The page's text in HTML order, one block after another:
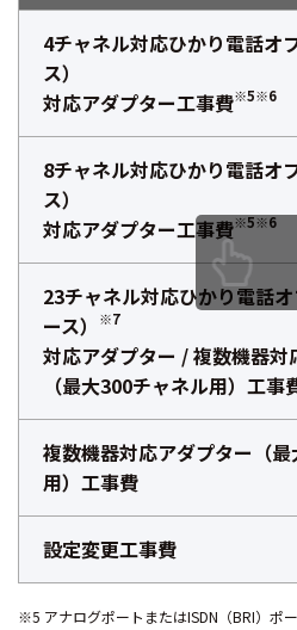
4チャネル対応ひかり電話オ
ス）
対応アダプター工事費※5※6
8チャネル対応ひかり電話オ
ス）
対応アダプター工事費※5※6
23チャネル対応ひかり電話
ース）
※7
対応アダプター / 複数機器対
（最大300チャネル用）工事
複数機器対応アダプター（
用）工事費
設定変更工事費
※5 アナログポートまたはISDN（BRI）ポ